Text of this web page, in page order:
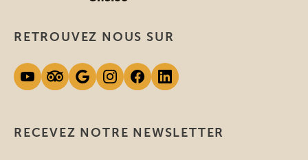
RECEVEZ NOTRE NEWSLETTER
RETROUVEZ NOUS SUR